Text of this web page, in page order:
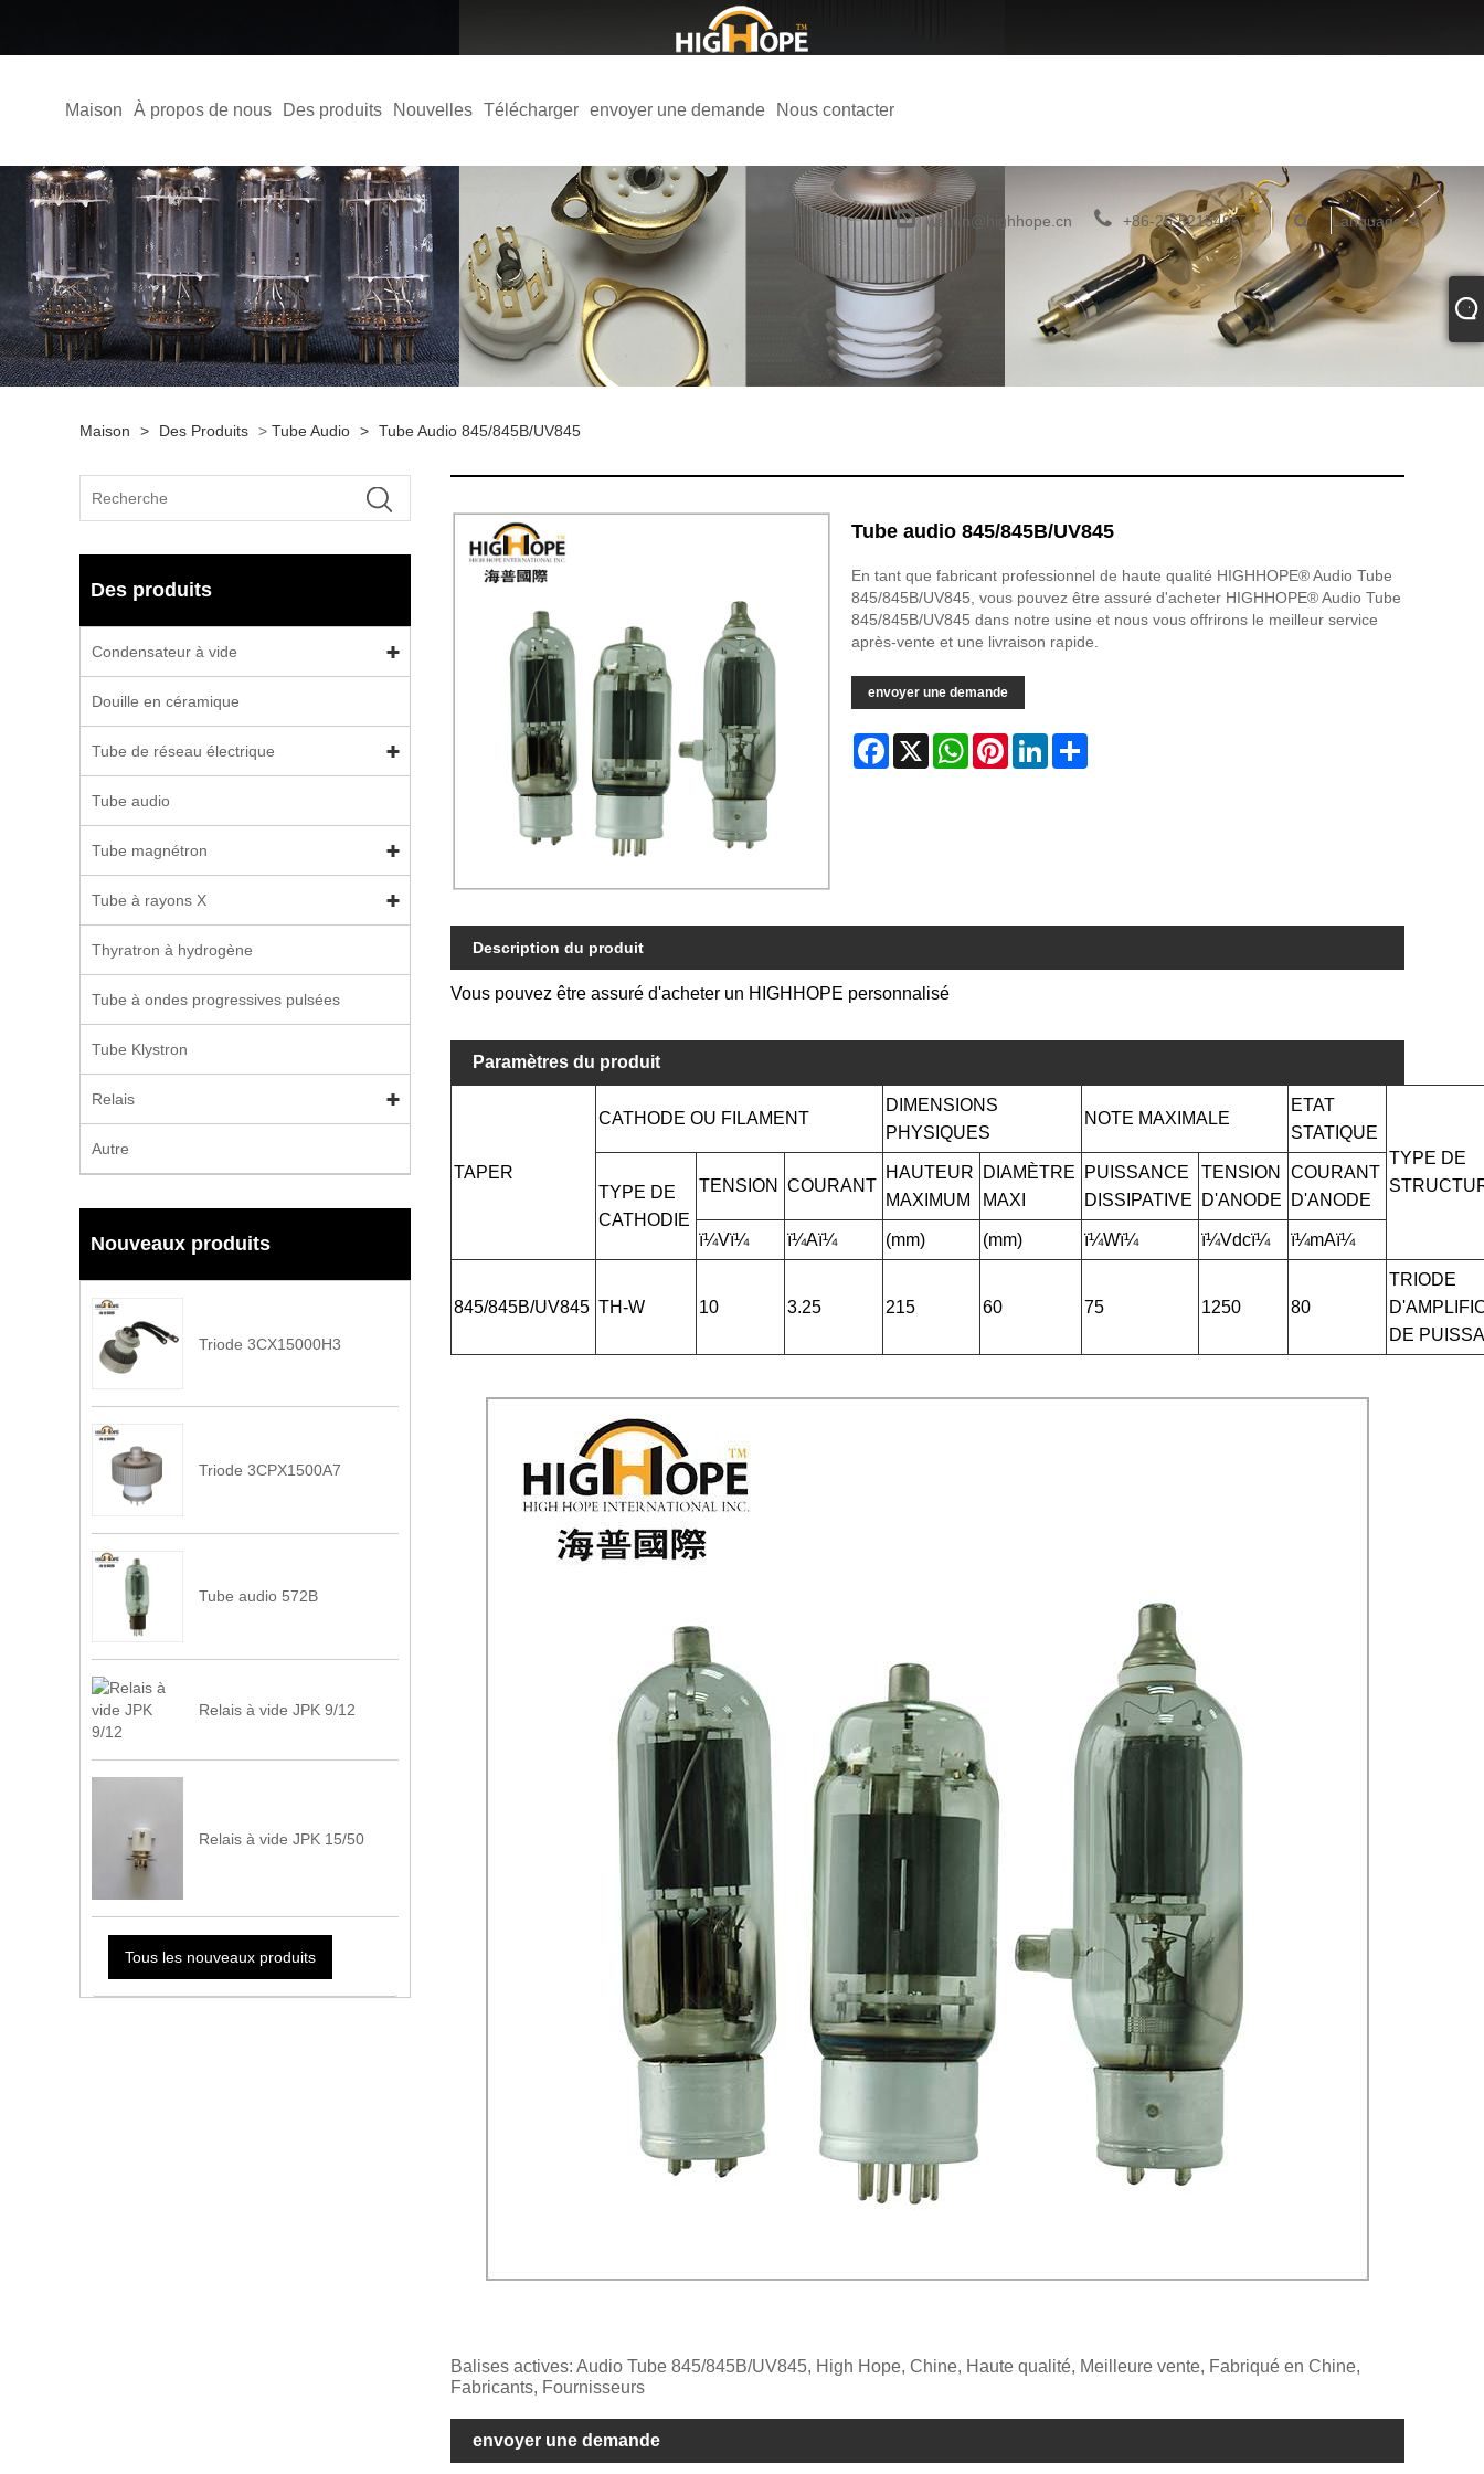
Maison À propos de nous Des produits Nouvelles Télécharger envoyer une demande Nous contacter
weijun@highhope.cn +86-25-52154957 Language
Maison > Des Produits > Tube Audio > Tube Audio 845/845B/UV845
Des produits
Condensateur à vide
Douille en céramique
Tube de réseau électrique
Tube audio
Tube magnétron
Tube à rayons X
Thyratron à hydrogène
Tube à ondes progressives pulsées
Tube Klystron
Relais
Autre
Nouveaux produits
Triode 3CX15000H3
Triode 3CPX1500A7
Tube audio 572B
Relais à vide JPK 9/12
Relais à vide JPK 15/50
Tous les nouveaux produits
Tube audio 845/845B/UV845
En tant que fabricant professionnel de haute qualité HIGHHOPE® Audio Tube
845/845B/UV845, vous pouvez être assuré d'acheter HIGHHOPE® Audio Tube
845/845B/UV845 dans notre usine et nous vous offrirons le meilleur service
après-vente et une livraison rapide.
envoyer une demande
Facebook
X WhatsAppPinterestLinkedInShare
Description du produit
Vous pouvez être assuré d'acheter un HIGHHOPE personnalisé
Paramètres du produit
TAPER
CATHODE OU FILAMENT
DIMENSIONS
PHYSIQUES
NOTE MAXIMALE
ETAT
STATIQUE
TYPE DE
TYPE DE
CATHODIE
TENSION COURANT
HAUTEUR
MAXIMUM
DIAMÈTRE
MAXI
PUISSANCE
DISSIPATIVE
TENSION
D'ANODE
COURANT
D'ANODE
ï¼Vï¼ ï¼Aï¼ (mm) (mm) ï¼Wï¼ ï¼Vdcï¼ ï¼mAï¼
845/845B/UV845 TH-W 10 3.25 215 60 75 1250 80
TRIODE
DE
Balises actives: Audio Tube 845/845B/UV845, High Hope, Chine, Haute qualité, Meilleure vente, Fabriqué en Chine,
Fabricants, Fournisseurs
envoyer une demande